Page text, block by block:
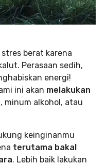
berat karena
Perasaan sedih,
energi!
ini akan melakukan
minum alkohol, atau
keinginanmu
terutama bakal
. Lebih baik lakukan